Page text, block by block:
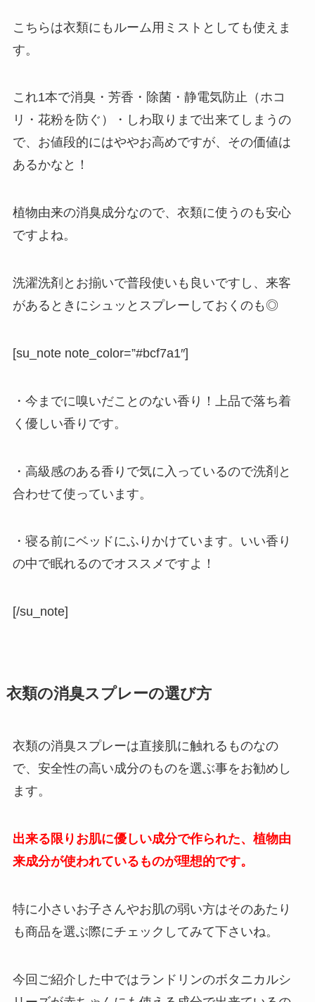
こちらは衣類にもルーム用ミストとしても使えま
す。
これ1本で消臭・芳香・除菌・静電気防止（ホコ
リ・花粉を防ぐ）・しわ取りまで出来てしまうの
で、お値段的にはややお高めですが、その価値は
あるかなと！
植物由来の消臭成分なので、衣類に使うのも安心
ですよね。
洗濯洗剤とお揃いで普段使いも良いですし、来客
があるときにシュッとスプレーしておくのも◎
[su_note note_color=”#bcf7a1″]
・今までに嗅いだことのない香り！上品で落ち着
く優しい香りです。
・高級感のある香りで気に入っているので洗剤と
合わせて使っています。
・寝る前にベッドにふりかけています。いい香り
の中で眠れるのでオススメですよ！
[/su_note]
衣類の消臭スプレーの選び方
衣類の消臭スプレーは直接肌に触れるものなの
で、安全性の高い成分のものを選ぶ事をお勧めし
ます。
出来る限りお肌に優しい成分で作られた、植物由
来成分が使われているものが理想的です。
特に小さいお子さんやお肌の弱い方はそのあたり
も商品を選ぶ際にチェックしてみて下さいね。
今回ご紹介した中ではランドリンのボタニカルシ